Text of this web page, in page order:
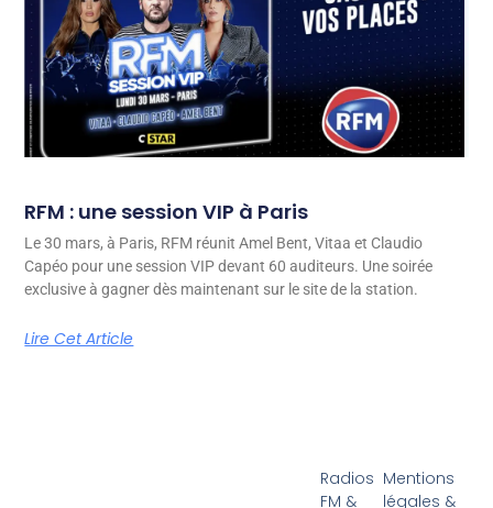
RFM : une session VIP à Paris
Le 30 mars, à Paris, RFM réunit Amel Bent, Vitaa et Claudio
Capéo pour une session VIP devant 60 auditeurs. Une soirée
exclusive à gagner dès maintenant sur le site de la station.
Lire Cet Article
Radios
FM &
Mentions
légales &